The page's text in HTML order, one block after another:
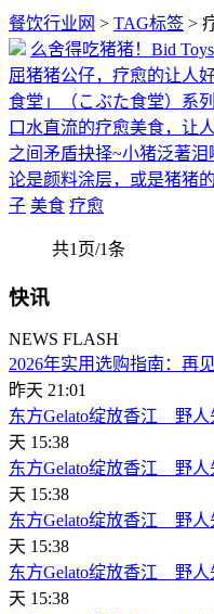
餐饮行业网 > TAG标签 >
么舍得吃猪猪！Bid
屈猪猪公仔，疗愈的让人
食堂」（こぶた食堂）系
口水直流的疗愈美食，让
之间矛盾抉择~小猪泛著
论是颜料涂层，或是猪猪的
子 美食 疗愈
共1页/1条
快讯
NEWS FLASH
2026年实用选购指南：再
昨天 21:01
东方Gelato绽放香江 野人
天 15:38
东方Gelato绽放香江 野人
天 15:38
东方Gelato绽放香江 野人
天 15:38
东方Gelato绽放香江 野人
天 15:38